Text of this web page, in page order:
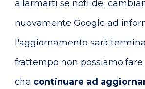
allarmarti se noti dei
nuovamente Google ad
l'aggiornamento sarà
frattempo non possiamo fare
che continuare ad